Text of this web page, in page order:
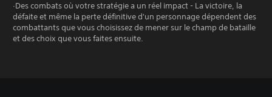
·Des combats où votre stratégie a un réel impact - La victoire, la
défaite et même la perte définitive d'un personnage dépendent des
combattants que vous choisissez de mener sur le champ de bataille
et des choix que vous faites ensuite.